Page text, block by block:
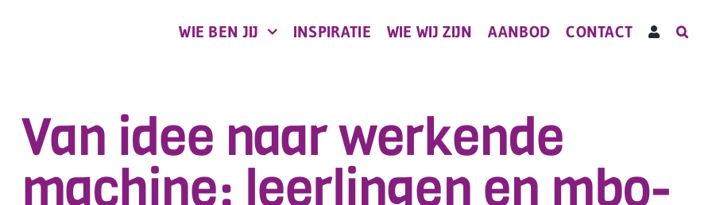
WIE BEN JIJ INSPIRATIE WIE WIJ ZIJN AANBOD CONTACT
Van idee naar werkende
machine: leerlingen en mbo-